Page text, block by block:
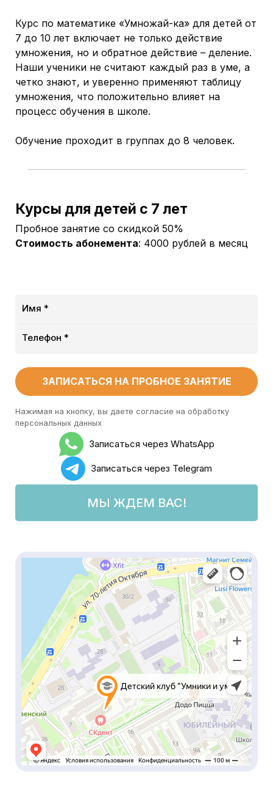
Курс по математике «Умножай-ка» для детей от
7 до 10 лет включает не только действие
умножения, но и обратное действие – деление.
Наши ученики не считают каждый раз в уме, а
четко знают, и уверенно применяют таблицу
умножения, что положительно влияет на
процесс обучения в школе.
Обучение проходит в группах до 8 человек.
Курсы для детей с 7 лет
Пробное занятие со скидкой 50%
Стоимость абонемента: 4000 рублей в месяц
Имя *
Телефон *
ЗАПИСАТЬСЯ НА ПРОБНОЕ ЗАНЯТИЕ
Нажимая на кнопку, вы даете согласие на обработку
персональных данных
Записаться через WhatsApp
Записаться через Telegram
МЫ ЖДЕМ ВАС!